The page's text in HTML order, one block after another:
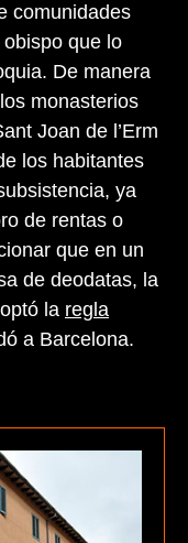
comunidades
que lo
De manera
monasterios
Joan de l’Erm
los habitantes
ya
de rentas o
que en un
de deodatas, la
la regla
a Barcelona.